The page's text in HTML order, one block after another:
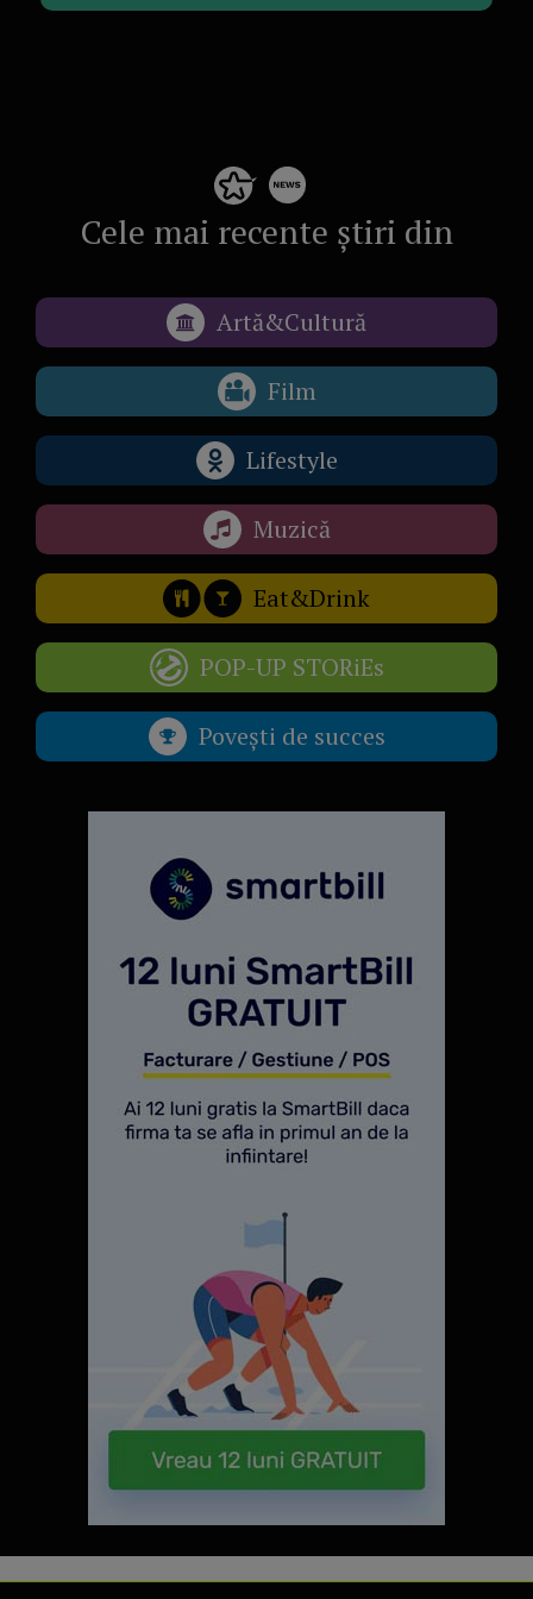
Cele mai recente știri din
Artă&Cultură
Film
Lifestyle
Muzică
Eat&Drink
POP-UP STORiEs
Povești de succes